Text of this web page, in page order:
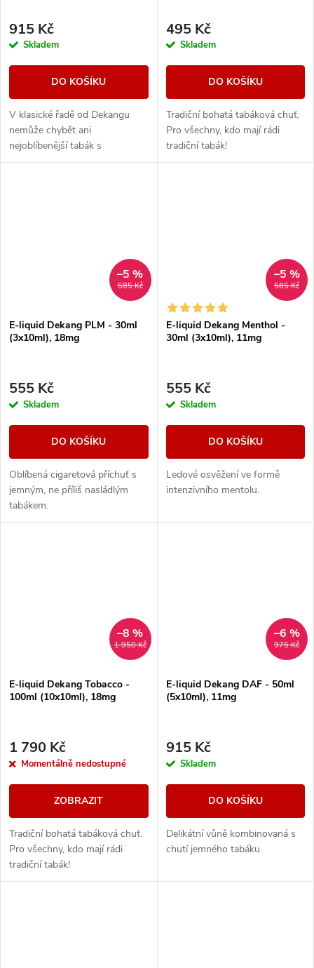
915 Kč
Skladem
DO KOŠÍKU
V klasické řadě od Dekangu
nemůže chybět ani
nejoblíbenější tabák s
legendárním velbloudem.
495 Kč
Skladem
DO KOŠÍKU
Tradiční bohatá tabáková chuť.
Pro všechny, kdo mají rádi
tradiční tabák!
585 Kč
–5 %
E-liquid Dekang PLM - 30ml
(3x10ml), 18mg
555 Kč
Skladem
DO KOŠÍKU
Oblíbená cigaretová příchuť s
jemným, ne příliš nasládlým
tabákem.
585 Kč
–5 %
E-liquid Dekang Menthol -
30ml (3x10ml), 11mg
555 Kč
Skladem
DO KOŠÍKU
Ledové osvěžení ve formě
intenzivního mentolu.
1 950 Kč
–8 %
E-liquid Dekang Tobacco -
100ml (10x10ml), 18mg
1 790 Kč
Momentálně nedostupné
ZOBRAZIT
Tradiční bohatá tabáková chuť.
Pro všechny, kdo mají rádi
tradiční tabák!
975 Kč
–6 %
E-liquid Dekang DAF - 50ml
(5x10ml), 11mg
915 Kč
Skladem
DO KOŠÍKU
Delikátní vůně kombinovaná s
chutí jemného tabáku.